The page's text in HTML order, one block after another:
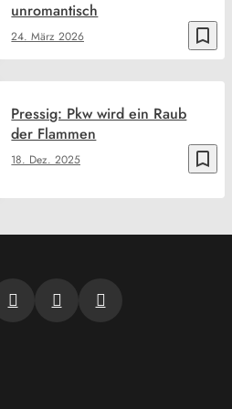
bookmark_border
24. März 2026
unromantisch
bookmark_border
18. Dez. 2025
Pressig: Pkw wird ein Raub
der Flammen